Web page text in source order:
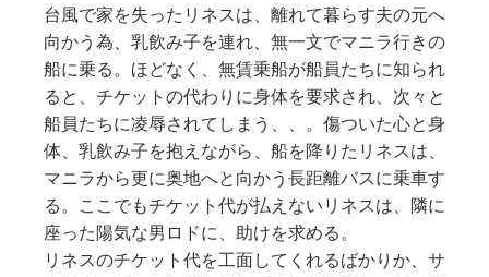
台風で家を失ったリネスは、離れて暮らす夫の元へ
向かう為、乳飲み子を連れ、無一文でマニラ行きの
船に乗る。ほどなく、無賃乗船が船員たちに知られ
ると、チケットの代わりに身体を要求され、次々と
船員たちに凌辱されてしまう、、。傷ついた心と身
体、乳飲み子を抱えながら、船を降りたリネスは、
マニラから更に奥地へと向かう長距離バスに乗車す
る。ここでもチケット代が払えないリネスは、隣に
座った陽気な男ロドに、助けを求める。
リネスのチケット代を工面してくれるばかりか、サ